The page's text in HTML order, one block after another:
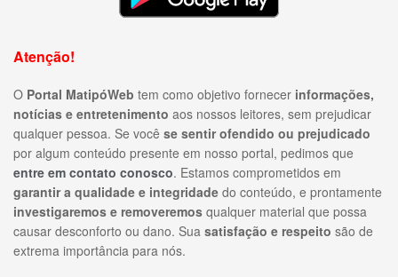
Atenção!
O Portal MatipóWeb tem como objetivo fornecer informações,
notícias e entretenimento aos nossos leitores, sem prejudicar
qualquer pessoa. Se você se sentir ofendido ou prejudicado
por algum conteúdo presente em nosso portal, pedimos que
entre em contato conosco. Estamos comprometidos em
garantir a qualidade e integridade do conteúdo, e prontamente
investigaremos e removeremos qualquer material que possa
causar desconforto ou dano. Sua satisfação e respeito são de
extrema importância para nós.